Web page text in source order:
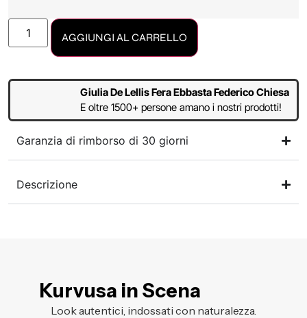
AGGIUNGI AL CARRELLO
Giulia De Lellis Fera Ebbasta Federico Chiesa
E oltre 1500+ persone amano i nostri prodotti!
Garanzia di rimborso di 30 giorni
Descrizione
Kurvusa in Scena
Look autentici, indossati con naturalezza.